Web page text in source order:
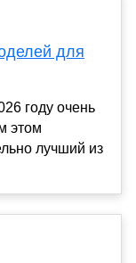
для
году очень
этом
лучший из